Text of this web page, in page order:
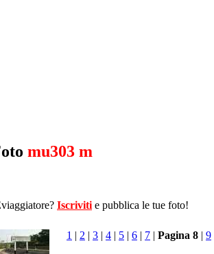
mu303 m
Iscriviti e pubblica le tue foto!
1 | 2 | 3 | 4 | 5 | 6 | 7 | Pagina 8 | 9